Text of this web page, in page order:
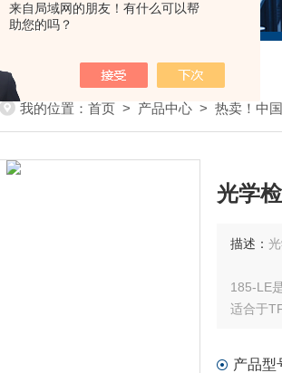
来自局域网的朋友！有什么可以帮
助您的吗？
我的位置： 首页 > 产品中心 > 热卖！中
光学
描述：
185-LE
适合于
产品型